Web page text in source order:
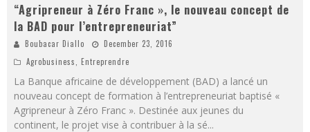
“Agripreneur à Zéro Franc », le nouveau concept de
la BAD pour l’entrepreneuriat”
Boubacar Diallo
December 23, 2016
Agrobusiness
Entreprendre
La Banque africaine de développement (BAD) a lancé un
nouveau concept de formation à l’entrepreneuriat baptisé «
Agripreneur à Zéro Franc ». Destinée aux jeunes du
continent, le projet vise à contribuer à la sé...